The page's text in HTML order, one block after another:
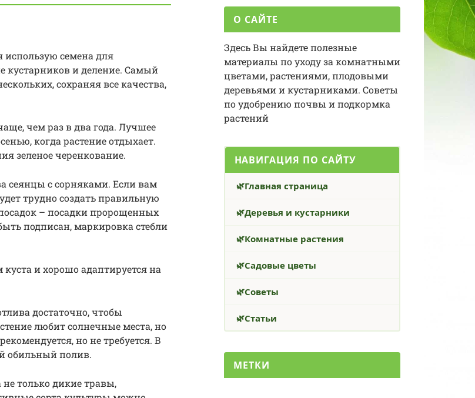
использую семена для
и деление. Самый
сохраняя все качества,
чем раз в два года. Лучшее
когда растение отдыхает.
зеленое черенкование.
сеянцы с сорняками. Если вам
трудно создать правильную
– посадки пророщенных
подписан, маркировка стебли
и хорошо адаптируется на
достаточно, чтобы
любит солнечные места, но
но не требуется. В
обильный полив.
только дикие травы,
О САЙТЕ
Здесь Вы найдете полезные
материалы по уходу за комнатными
цветами, растениями, плодовыми
деревьями и кустарниками. Советы
по удобрению почвы и подкормка
растений
НАВИГАЦИЯ ПО САЙТУ
Главная страница
Деревья и кустарники
Комнатные растения
Садовые цветы
Советы
Статьи
МЕТКИ